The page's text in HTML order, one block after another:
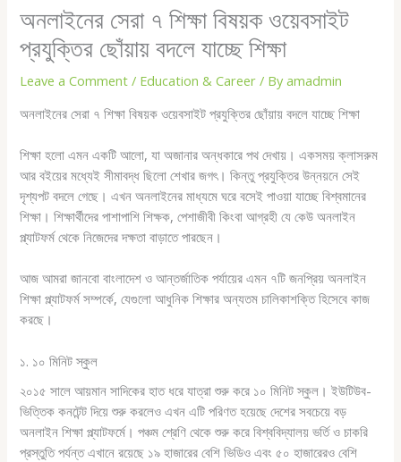
অনলাইনের সেরা ৭ শিক্ষা বিষয়ক ওয়েবসাইট
প্রযুক্তির ছোঁয়ায় বদলে যাচ্ছে শিক্ষা
Leave a Comment / Education & Career / Byamadmin
অনলাইনের সেরা ৭ শিক্ষা বিষয়ক ওয়েবসাইট প্রযুক্তির ছোঁয়ায় বদলে যাচ্ছে শিক্ষা
শিক্ষা হলো এমন একটি আলো, যা অজানার অন্ধকারে পথ দেখায়। একসময় ক্লাসরুম
আর বইয়ের মধ্যেই সীমাবদ্ধ ছিলো শেখার জগৎ। কিন্তু প্রযুক্তির উন্নয়নে সেই
দৃশ্যপট বদলে গেছে। এখন অনলাইনের মাধ্যমে ঘরে বসেই পাওয়া যাচ্ছে বিশ্বমানের
শিক্ষা। শিক্ষার্থীদের পাশাপাশি শিক্ষক, পেশাজীবী কিংবা আগ্রহী যে কেউ অনলাইন
প্ল্যাটফর্ম থেকে নিজেদের দক্ষতা বাড়াতে পারছেন।
আজ আমরা জানবো বাংলাদেশ ও আন্তর্জাতিক পর্যায়ের এমন ৭টি জনপ্রিয় অনলাইন
শিক্ষা প্ল্যাটফর্ম সম্পর্কে, যেগুলো আধুনিক শিক্ষার অন্যতম চালিকাশক্তি হিসেবে কাজ
করছে।
১. ১০ মিনিট স্কুল
২০১৫ সালে আয়মান সাদিকের হাত ধরে যাত্রা শুরু করে ১০ মিনিট স্কুল। ইউটিউব-
ভিত্তিক কনটেন্ট দিয়ে শুরু করলেও এখন এটি পরিণত হয়েছে দেশের সবচেয়ে বড়
অনলাইন শিক্ষা প্ল্যাটফর্মে। পঞ্চম শ্রেণি থেকে শুরু করে বিশ্ববিদ্যালয় ভর্তি ও চাকরি
প্রস্তুতি পর্যন্ত এখানে রয়েছে ১৯ হাজারের বেশি ভিডিও এবং ৫০ হাজারেরও বেশি